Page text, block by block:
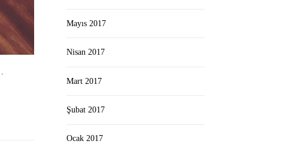
Mayıs 2017
Nisan 2017
Mart 2017
Şubat 2017
Ocak 2017